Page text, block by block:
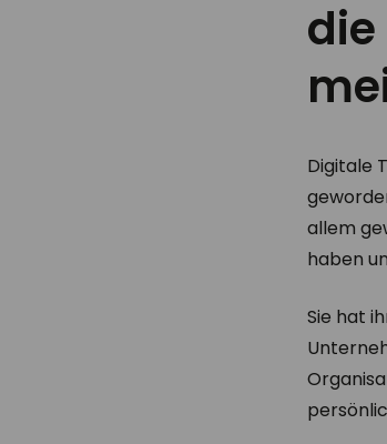
Digitale
allem
haben
Sie hat